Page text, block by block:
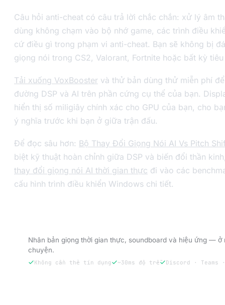
Câu hỏi anti-cheat có câu trả lời chắc chắn: xử lý âm
dùng không chạm vào bộ nhớ game, các trình điều
cứ điều gì trong phạm vi anti-cheat. Bạn sẽ không bị
giọng nói trong CS2, Valorant, Fortnite hoặc bất kỳ
Tải xuống VoxBooster và thử bản dùng thử miễn phí
đường DSP và AI trên phần cứng cụ thể của bạn.
hiển thị số miligiây chính xác cho GPU của bạn, cho
ý nghĩa trước khi bạn ở giữa trận đấu.
Để đọc sâu hơn: Bộ Thay Đổi Giọng Nói AI Vs Pitch
biệt kỹ thuật hoàn chỉnh giữa DSP và biến đổi thần
thay đổi giọng nói AI thời gian thực đi vào các
cấu hình trình điều khiển Windows chi tiết.
Nhân bản giọng thời gian thực, soundboard và hiệu ứng — ở
chuyện.
Không cần thẻ tín dụng ~30ms độ trễ Discord · Teams ·